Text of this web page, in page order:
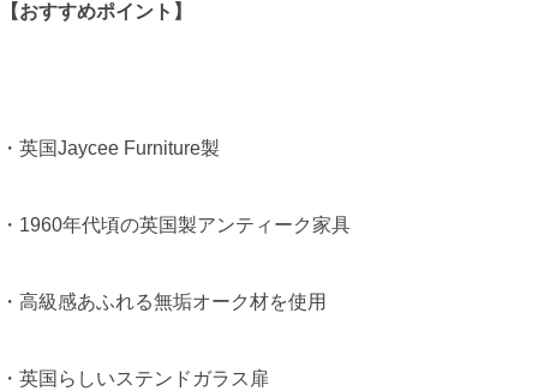
【おすすめポイント】
・英国Jaycee Furniture製
・1960年代頃の英国製アンティーク家具
・高級感あふれる無垢オーク材を使用
・英国らしいステンドガラス扉